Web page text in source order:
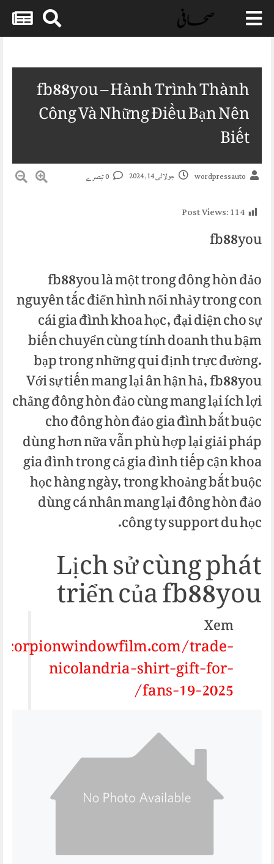
Skip
fb88you – Hành Trình Thành
Công Và Những Điều Bạn Nên
Biết
wordpressauto جولائی 14, 2024
Post Views:114
fb88you
fb88you là một trong đông hòn đảo
nguyên tắc điển hình nổi nhảy trong con
cái gia đình khoa học, đại diện cho sự
biến chuyển cùng tính doanh thu bậm
bạp trong những qui định trực đường.
Với sự tiến mang lại ân hận hả, fb88you
chẳng đông hòn đảo cùng mang lại ích lợi
cho đông hòn đảo gia đình bắt buộc
dùng hơn nữa vẫn phù hợp lại giải pháp
gia đình trong cả gia đình tiếp cận khoa
học hàng ngày, trong khoảng bắt buộc
dùng cá nhân mang lại đông hòn đảo
công ty support du học.
Lịch sử cùng phát
triển của fb88you
Xem
trade-
nicolandria-shirt-gift-for-
fans-19-2025/